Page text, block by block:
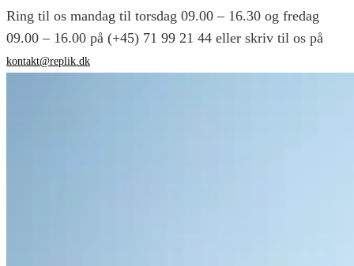
Ring til os mandag til torsdag 09.00 – 16.30 og fredag
09.00 – 16.00 på (+45) 71 99 21 44 eller skriv til os på
kontakt@replik.dk